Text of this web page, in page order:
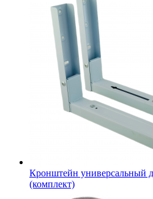
Кронштейн универсальный
(комплект)